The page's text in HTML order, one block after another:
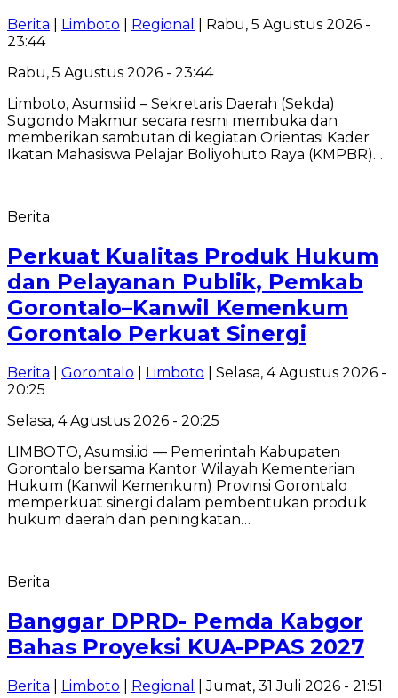
Berita Limboto Regional
| Rabu, 5 Agustus 2026 -
23:44
Rabu, 5 Agustus 2026 - 23:44
Limboto, Asumsi.id – Sekretaris Daerah (Sekda)
Sugondo Makmur secara resmi membuka dan
memberikan sambutan di kegiatan Orientasi Kader
Ikatan Mahasiswa Pelajar Boliyohuto Raya (KMPBR)…
Berita
Perkuat Kualitas Produk Hukum
dan Pelayanan Publik, Pemkab
Gorontalo–Kanwil Kemenkum
Gorontalo Perkuat Sinergi
Berita Gorontalo Limboto | Selasa, 4 Agustus 2026 -
20:25
Selasa, 4 Agustus 2026 - 20:25
LIMBOTO, Asumsi.id — Pemerintah Kabupaten
Gorontalo bersama Kantor Wilayah Kementerian
Hukum (Kanwil Kemenkum) Provinsi Gorontalo
memperkuat sinergi dalam pembentukan produk
hukum daerah dan peningkatan…
Berita
Banggar DPRD- Pemda Kabgor
Bahas Proyeksi KUA-PPAS 2027
Berita Limboto Regional | Jumat, 31 Juli 2026 - 21:51